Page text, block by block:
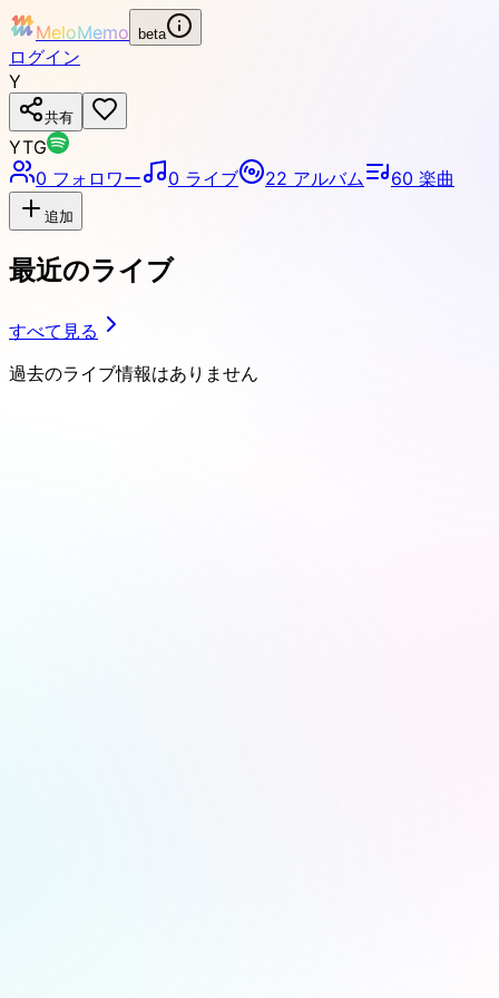
MeloMemo beta
ログイン
Y
共有
YTG
0 フォロワー 0 ライブ 22 アルバム 60 楽曲
追加
最近のライブ
すべて見る
過去のライブ情報はありません